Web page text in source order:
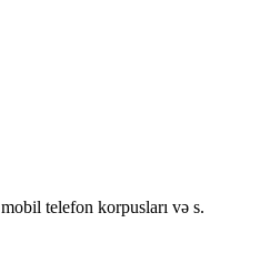
telefon korpusları və s.